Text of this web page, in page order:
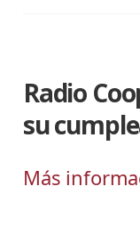
Radio
su
Más